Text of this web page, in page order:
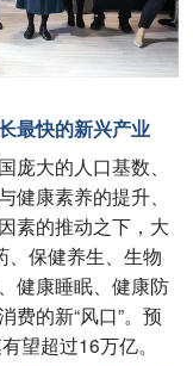
最快的新兴产业
大的人口基数、
健康素养的提升、
素的推动之下，大
、保健养生、生物
健康睡眠、健康防
费的新“风口”。预
望超过16万亿。